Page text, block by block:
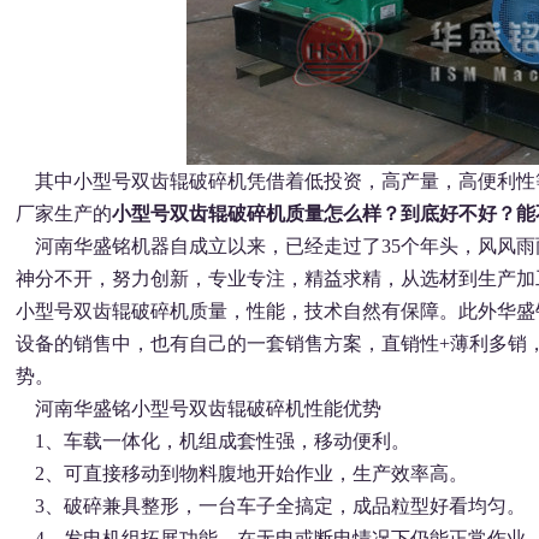
其中小型号双齿辊破碎机凭借着低投资，高产量，高便利
厂家生产的小型号双齿辊破碎机质量怎么样？到底好不好？
河南华盛铭机器自成立以来，已经走过了35个年头，风风
神分不开，努力创新，专业专注，精益求精，从选材到生产
小型号双齿辊破碎机质量，性能，技术自然有保障。此外华
设备的销售中，也有自己的一套销售方案，直销性+薄利多销
势。
河南华盛铭小型号双齿辊破碎机性能优势
1、车载一体化，机组成套性强，移动便利。
2、可直接移动到物料腹地开始作业，生产效率高。
3、破碎兼具整形，一台车子全搞定，成品粒型好看均匀。